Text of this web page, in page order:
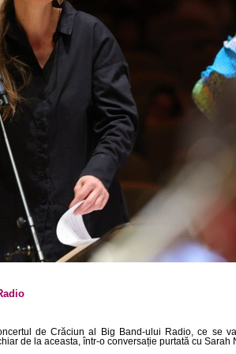
de Crăciun al Big Band-ului Radio, ce se
de la aceasta, într-o conversație purtată cu Sarah